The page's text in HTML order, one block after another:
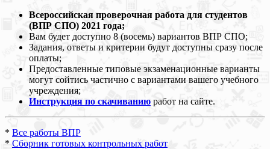
Всероссийская проверочная работа для студентов
(ВПР СПО) 2021 года;
Вам будет доступно 8 (восемь) вариантов ВПР СПО;
Задания, ответы и критерии будут доступны сразу после
оплаты;
Предоставленные типовые экзаменационные варианты
могут сойтись частично с вариантами вашего учебного
учреждения;
Инструкция по скачиванию работ на сайте.
* Все работы ВПР
* Сборник готовых контрольных работ